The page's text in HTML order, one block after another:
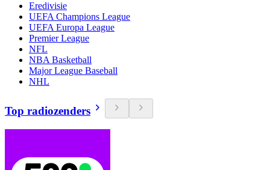
Eredivisie
UEFA Champions League
UEFA Europa League
Premier League
NFL
NBA Basketball
Major League Baseball
NHL
Top radiozenders